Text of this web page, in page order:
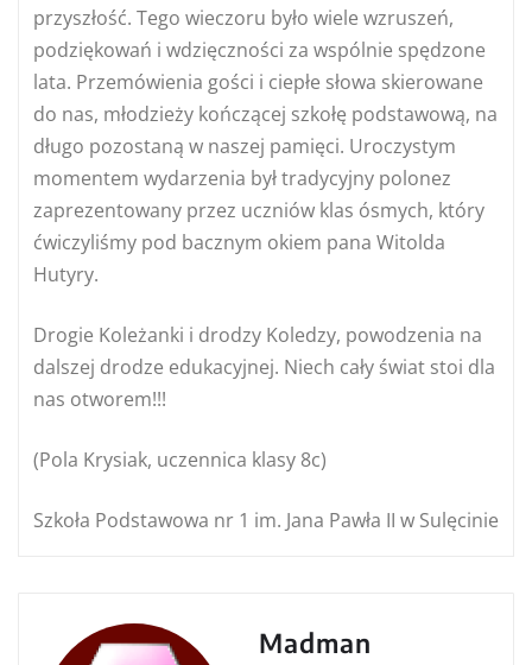
przyszłość. Tego wieczoru było wiele wzruszeń,
podziękowań i wdzięczności za wspólnie spędzone
lata. Przemówienia gości i ciepłe słowa skierowane
do nas, młodzieży kończącej szkołę podstawową, na
długo pozostaną w naszej pamięci. Uroczystym
momentem wydarzenia był tradycyjny polonez
zaprezentowany przez uczniów klas ósmych, który
ćwiczyliśmy pod bacznym okiem pana Witolda
Hutyry.
Drogie Koleżanki i drodzy Koledzy, powodzenia na
dalszej drodze edukacyjnej. Niech cały świat stoi dla
nas otworem!!!
(Pola Krysiak, uczennica klasy 8c)
Szkoła Podstawowa nr 1 im. Jana Pawła II w Sulęcinie
Madman